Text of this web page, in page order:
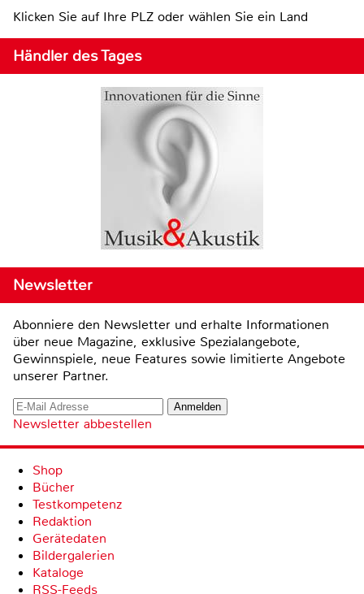
Klicken Sie auf Ihre PLZ oder wählen Sie ein Land
Händler des Tages
Newsletter
Abonniere den Newsletter und erhalte Informationen
über neue Magazine, exklusive Spezialangebote,
Gewinnspiele, neue Features sowie limitierte Angebote
unserer Partner.
Newsletter abbestellen
Shop
Bücher
Testkompetenz
Redaktion
Gerätedaten
Bildergalerien
Kataloge
RSS-Feeds